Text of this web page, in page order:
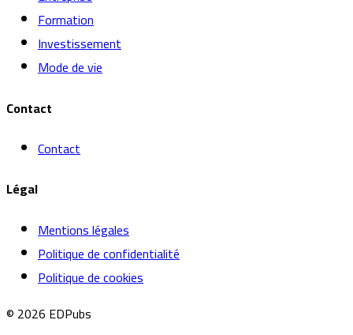
Formation
Investissement
Mode de vie
Contact
Contact
Légal
Mentions légales
Politique de confidentialité
Politique de cookies
© 2026 EDPubs